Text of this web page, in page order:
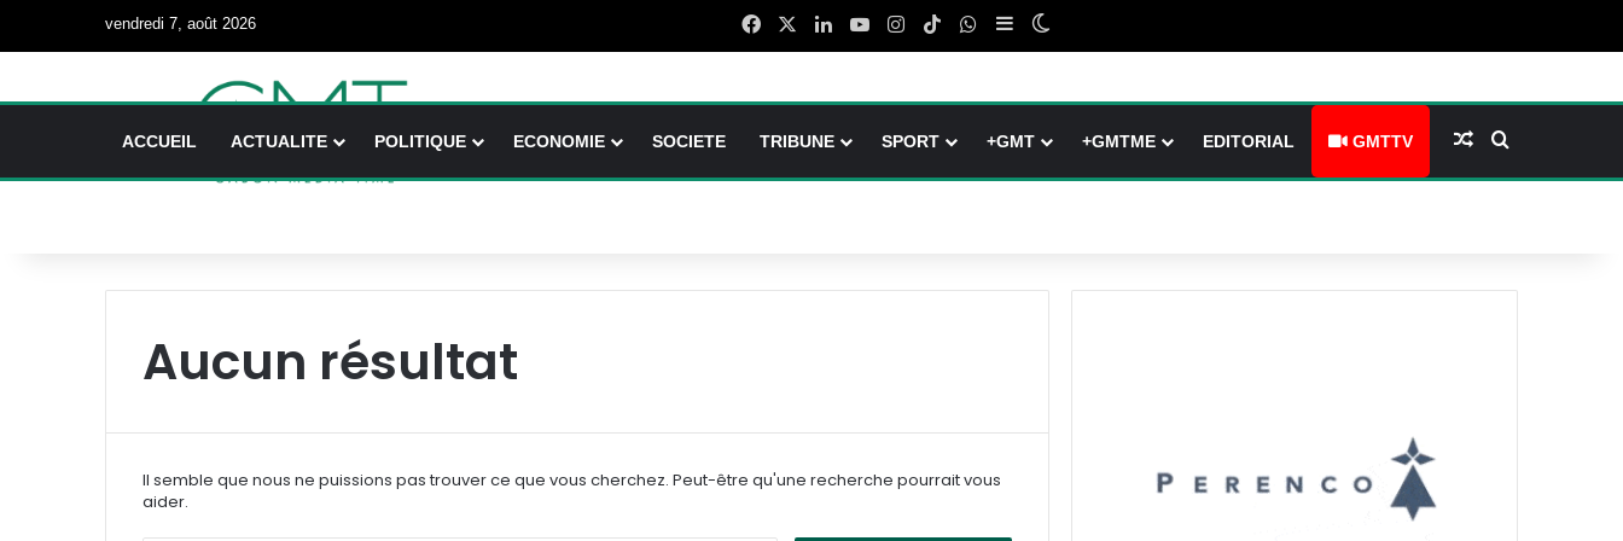
vendredi 7, août 2026 FacebookLinkedinYouTubeInstagram
TikTokWhatsApp
Sidebar (barre latérale)
ACCUEIL ACTUALITE POLITIQUE ECONOMIE SOCIETE TRIBUNE SPORT +GMT +GMTME EDITORIAL GMTTV Article Aléatoire
Aucun résultat
Il semble que nous ne puissions pas trouver ce que vous cherchez. Peut-être qu'une recherche pourrait vous
aider.